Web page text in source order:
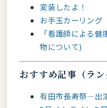
変装したよ！
お手玉カーリング
「看護師による
物について)
おすすめ記事（ラン
有田市長寿祭―出